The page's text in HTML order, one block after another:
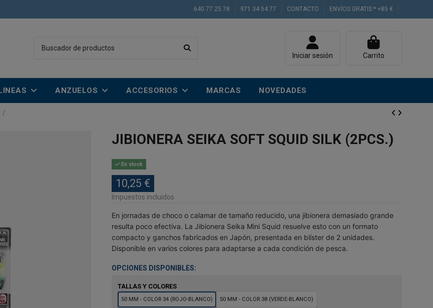
640 77 25 78 971 34 54 77 CONTACTO ENVÍOS GRATIS * +85 €
Iniciar sesión Carrito
ANZUELOS ACCESORIOS MARCAS NOVEDADES
JIBIONERA SEIKA SOFT SQUID SILK (2PCS.)
En stock
10,25 €
Impuestos incluidos
En jornadas de choco o calamar de tamaño reducido, una jibionera demasiado grande
resulta poco efectiva. La Jibionera Seika Mini Squid resuelve esto con un formato
compacto y ganchos fabricados en Japón, presentada en blíster de 2 unidades.
Disponible en varios colores para adaptarse a cada condición de pesca.
OPCIONES DISPONIBLES:
TALLAS Y COLORES
50 MM - COLOR 34 (ROJO-BLANCO) 50 MM - COLOR 38 (VERDE-BLANCO)